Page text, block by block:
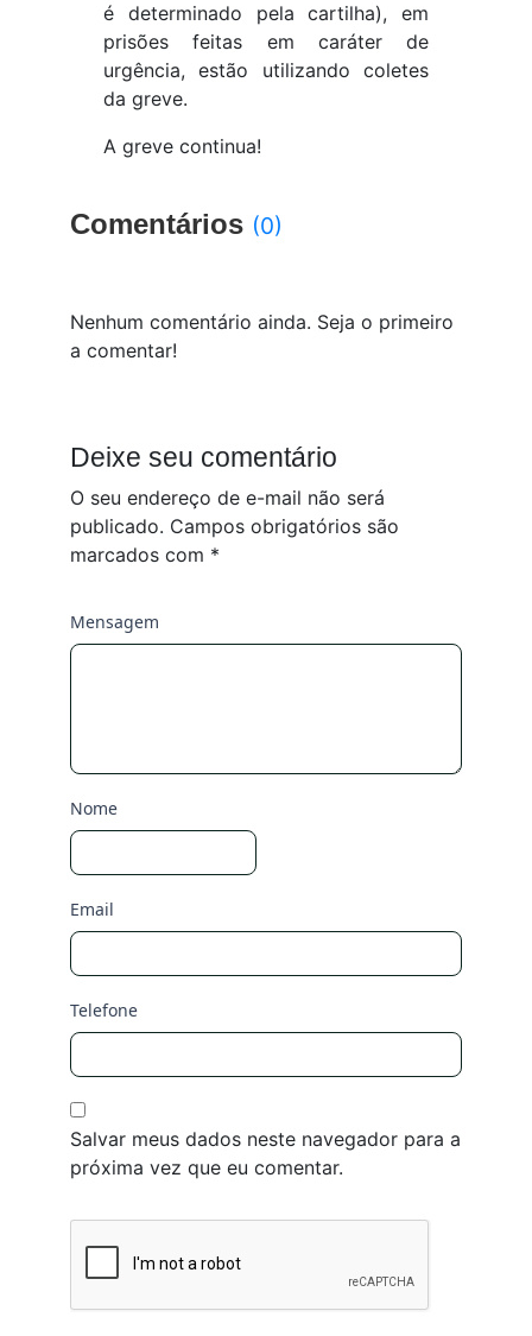
é determinado pela cartilha), em
prisões feitas em caráter de
urgência, estão utilizando coletes
da greve.
A greve continua!
Comentários (0)
Nenhum comentário ainda. Seja o primeiro
a comentar!
Deixe seu comentário
O seu endereço de e-mail não será
publicado. Campos obrigatórios são
marcados com *
Mensagem
Nome
Email
Telefone
Salvar meus dados neste navegador para a
próxima vez que eu comentar.